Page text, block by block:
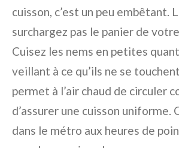
cuisson, c’est un peu embêtant.
surchargez pas le panier de
Cuisez les nems en petites
veillant à ce qu’ils ne se
permet à l’air chaud de circuler
d’assurer une cuisson uniforme.
dans le métro aux heures de